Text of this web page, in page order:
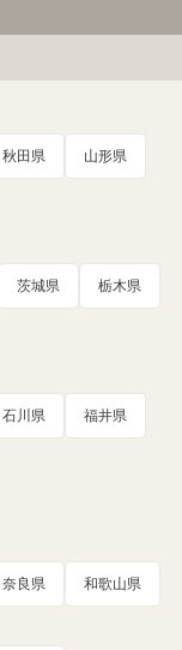
秋田県 山形県
茨城県 栃木県
石川県 福井県
奈良県 和歌山県